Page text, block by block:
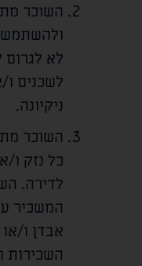
השוכר
לא
לשכנים
ניקיונה.
השוכר
כל נזק ו/
לדירה.
המשכיר
אבדן ו/
השכירות